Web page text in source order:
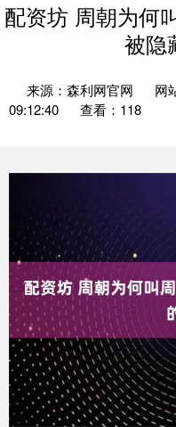
配资坊 周朝为何
被隐
来源：森利网官网 网
09:12:40
查看：118